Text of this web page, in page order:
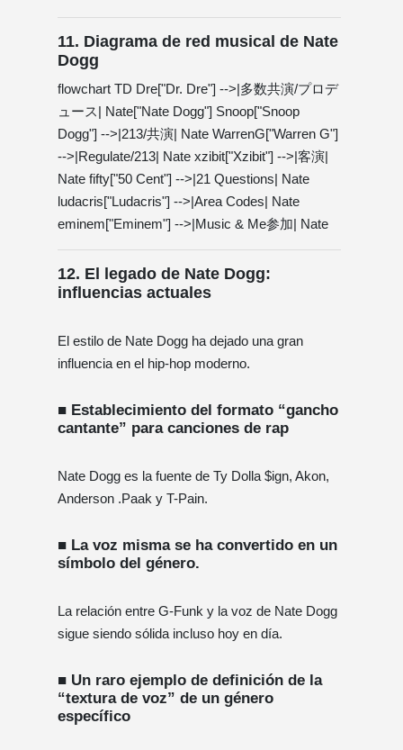
11. Diagrama de red musical de Nate
Dogg
flowchart TD Dre["Dr. Dre"] -->|多数共演/プロデ
ュース| Nate["Nate Dogg"] Snoop["Snoop
Dogg"] -->|213/共演| Nate WarrenG["Warren G"]
-->|Regulate/213| Nate xzibit["Xzibit"] -->|客演|
Nate fifty["50 Cent"] -->|21 Questions| Nate
ludacris["Ludacris"] -->|Area Codes| Nate
eminem["Eminem"] -->|Music & Me参加| Nate
12. El legado de Nate Dogg:
influencias actuales
El estilo de Nate Dogg ha dejado una gran
influencia en el hip-hop moderno.
■ Establecimiento del formato “gancho
cantante” para canciones de rap
Nate Dogg es la fuente de Ty Dolla $ign, Akon,
Anderson .Paak y T-Pain.
■ La voz misma se ha convertido en un
símbolo del género.
La relación entre G-Funk y la voz de Nate Dogg
sigue siendo sólida incluso hoy en día.
■ Un raro ejemplo de definición de la
“textura de voz” de un género
específico